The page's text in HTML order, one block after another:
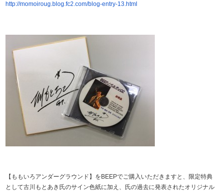
http://momoiroug.blog.fc2.com/blog-entry-13.html
【ももいろアンダーグラウンド】をBEEPでご購入いただきますと、限定特典
として古川もとあき氏のサイン色紙に加え、氏の過去に発表されたオリジナル